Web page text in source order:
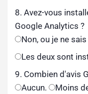
8. Avez-vous
Google Analytics ?
Non, ou je ne
Les deux sont
9. Combien d'avis
Aucun.
Moins